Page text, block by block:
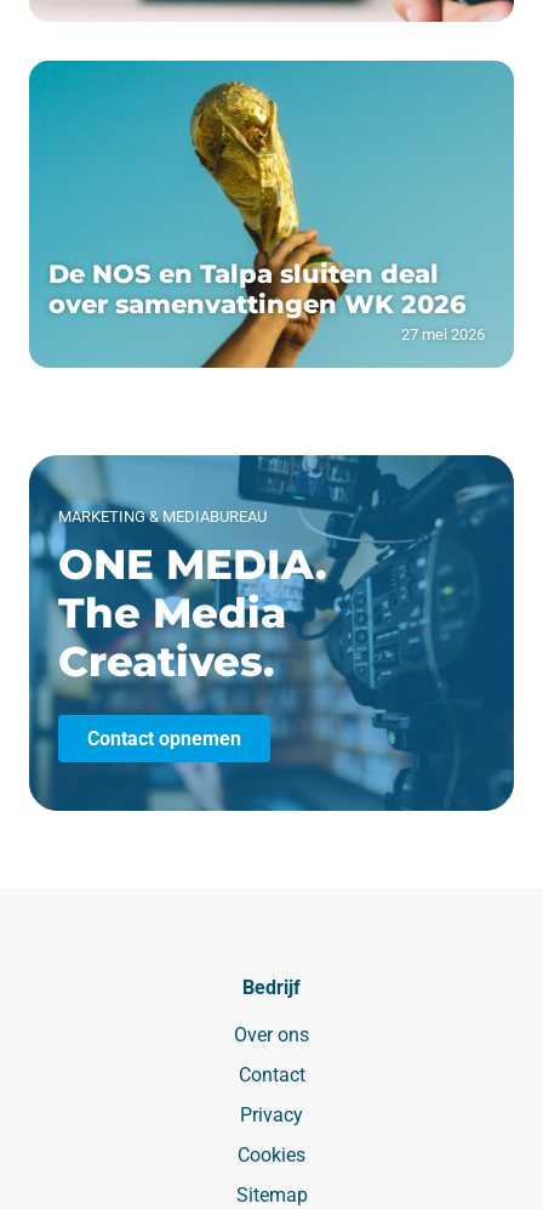
De NOS en Talpa sluiten deal
over samenvattingen WK 2026
27 mei 2026
MARKETING & MEDIABUREAU
ONE MEDIA.
The Media
Creatives.
Contact opnemen
Bedrijf
Over ons
Contact
Privacy
Cookies
Sitemap